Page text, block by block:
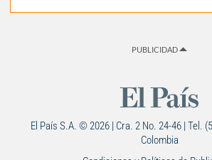
PUBLICIDAD
El País S.A. © 2026 | Cra. 2 No. 24-46 | Tel.
Colombia